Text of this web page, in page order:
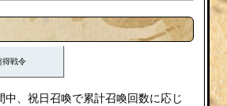
得戦令
中、祝日召喚で累計召喚回数に応じ